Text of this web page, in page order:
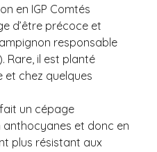
en IGP Comtés
d’être précoce et
responsable
Rare, il est planté
et chez quelques
un cépage
et donc en
plus résistant aux